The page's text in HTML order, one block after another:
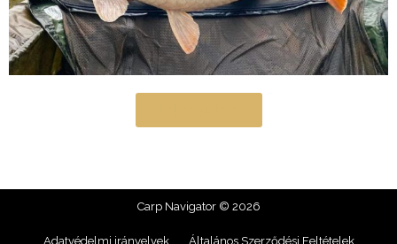
Carp Navigator © 2026
Adatvédelmi irányelvek Általános Szerződési Feltételek